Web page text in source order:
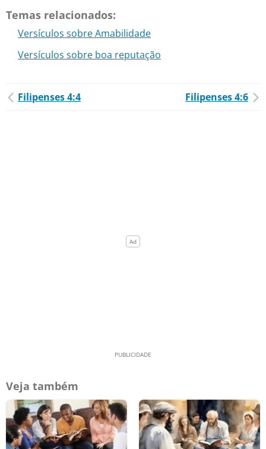
Temas relacionados:
Versículos sobre Amabilidade
Versículos sobre boa reputação
Filipenses 4:4 Filipenses 4:6
Veja também